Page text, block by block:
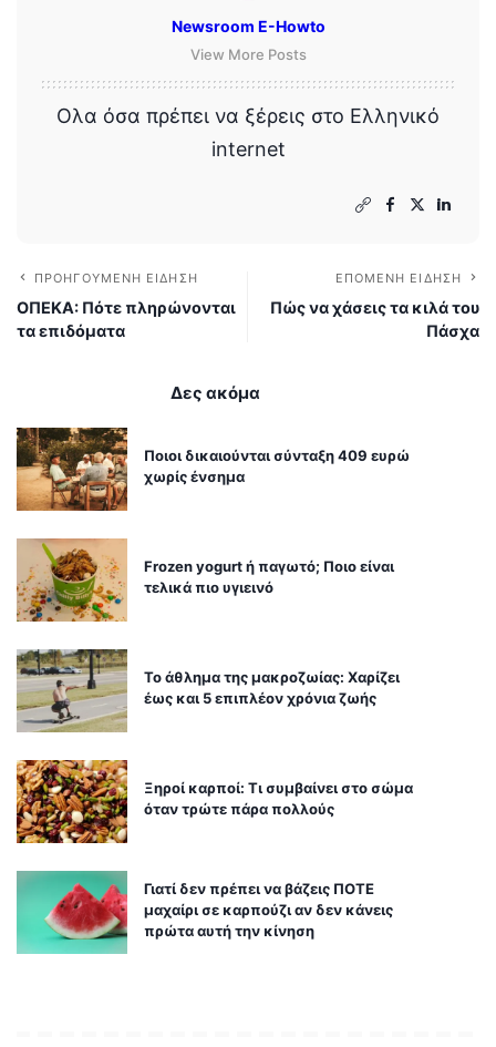
Newsroom E-Howto
View More Posts
Ολα όσα πρέπει να ξέρεις στο Ελληνικό
internet
ΠΡΟΗΓΟΎΜΕΝΗ ΕΊΔΗΣΗ
ΟΠΕΚΑ: Πότε πληρώνονται
τα επιδόματα
ΕΠΌΜΕΝΗ ΕΊΔΗΣΗ
Πώς να χάσεις τα κιλά του
Πάσχα
Δες ακόμα
Ποιοι δικαιούνται σύνταξη 409 ευρώ
χωρίς ένσημα
Frozen yogurt ή παγωτό; Ποιο είναι
τελικά πιο υγιεινό
Το άθλημα της μακροζωίας: Χαρίζει
έως και 5 επιπλέον χρόνια ζωής
Ξηροί καρποί: Τι συμβαίνει στο σώμα
όταν τρώτε πάρα πολλούς
Γιατί δεν πρέπει να βάζεις ΠΟΤΕ
μαχαίρι σε καρπούζι αν δεν κάνεις
πρώτα αυτή την κίνηση